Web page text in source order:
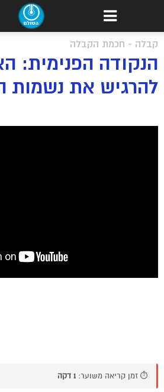
קבלה - חכמת הקבלה
הנקודה הפנימית:
להרגיש את נשמות
⏱️ זמן קריאה משוער: 1 דקה